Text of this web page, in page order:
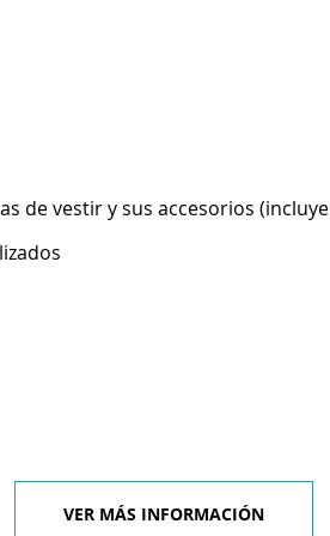
de vestir y sus accesorios (incluye
VER MÁS INFORMACIÓN